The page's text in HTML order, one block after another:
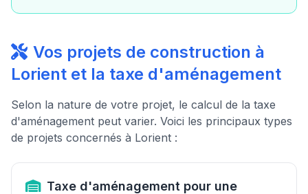
Vos projets de construction à
Lorient et la taxe d'aménagement
Selon la nature de votre projet, le calcul de la taxe
d'aménagement peut varier. Voici les principaux types
de projets concernés à Lorient :
Taxe d'aménagement pour une